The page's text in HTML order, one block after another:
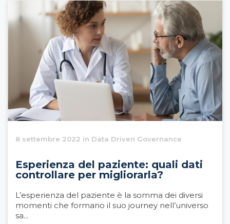
8 settembre 2022 in Data Driven Governance
Esperienza del paziente: quali dati
controllare per migliorarla?
L’esperienza del paziente è la somma dei diversi
momenti che formano il suo journey nell’universo
sa...